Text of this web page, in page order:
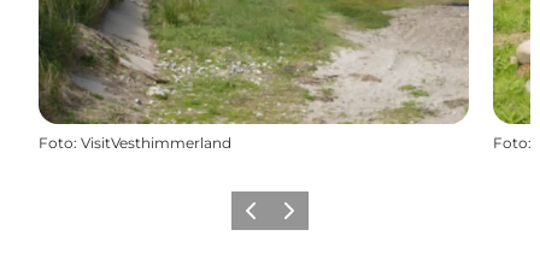
Foto: VisitVesthimmerland Foto:
ZurückWeiter